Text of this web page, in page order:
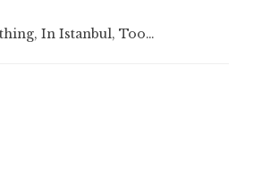
In Istanbul, Too…